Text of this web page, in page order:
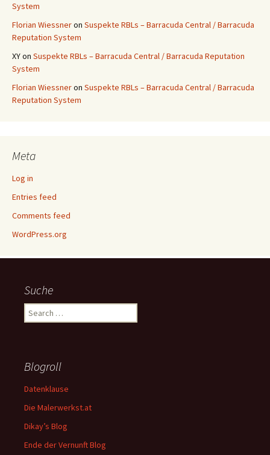
System
Florian Wiessneron Suspekte RBLs – Barracuda Central / Barracuda
Reputation System
XYon Suspekte RBLs – Barracuda Central / Barracuda Reputation
System
Florian Wiessneron Suspekte RBLs – Barracuda Central / Barracuda
Reputation System
Meta
Log in
Entries feed
Comments feed
WordPress.org
Suche
Search
for:
Blogroll
Datenklause
Die Malerwerkst.at
Dikay’s Blog
Ende der Vernunft Blog